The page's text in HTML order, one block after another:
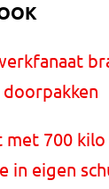
met 700
in eigen